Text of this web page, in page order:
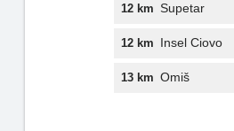
12 km Supetar
12 km Insel Ciovo
13 km Omiš